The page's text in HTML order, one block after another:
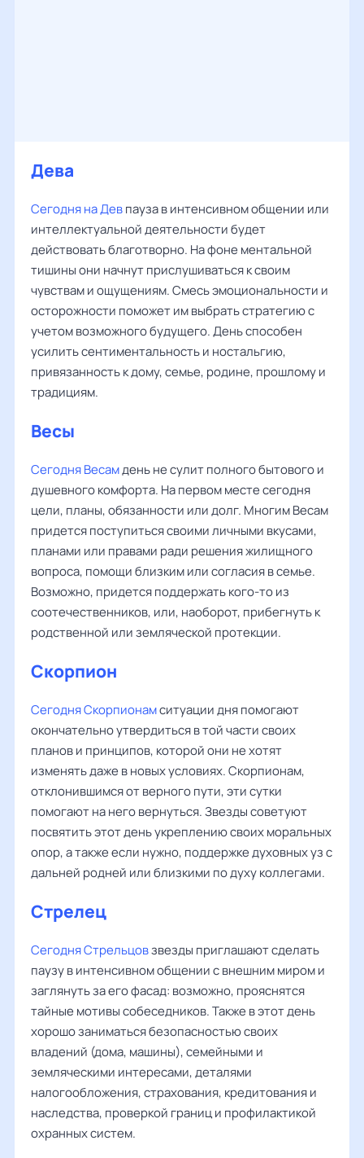
Дева
Сегодня на Девпауза в интенсивном общении или
интеллектуальной деятельности будет
действовать благотворно. На фоне ментальной
тишины они начнут прислушиваться к своим
чувствам и ощущениям. Смесь эмоциональности и
осторожности поможет им выбрать стратегию с
учетом возможного будущего. День способен
усилить сентиментальность и ностальгию,
привязанность к дому, семье, родине, прошлому и
традициям.
Весы
Сегодня Весамдень не сулит полного бытового и
душевного комфорта. На первом месте сегодня
цели, планы, обязанности или долг. Многим Весам
придется поступиться своими личными вкусами,
планами или правами ради решения жилищного
вопроса, помощи близким или согласия в семье.
Возможно, придется поддержать кого-то из
соотечественников, или, наоборот, прибегнуть к
родственной или земляческой протекции.
Скорпион
Сегодня Скорпионамситуации дня помогают
окончательно утвердиться в той части своих
планов и принципов, которой они не хотят
изменять даже в новых условиях. Скорпионам,
отклонившимся от верного пути, эти сутки
помогают на него вернуться. Звезды советуют
посвятить этот день укреплению своих моральных
опор, а также если нужно, поддержке духовных уз с
дальней родней или близкими по духу коллегами.
Стрелец
Сегодня Стрельцовзвезды приглашают сделать
паузу в интенсивном общении с внешним миром и
заглянуть за его фасад: возможно, прояснятся
тайные мотивы собеседников. Также в этот день
хорошо заниматься безопасностью своих
владений (дома, машины), семейными и
земляческими интересами, деталями
налогообложения, страхования, кредитования и
наследства, проверкой границ и профилактикой
охранных систем.